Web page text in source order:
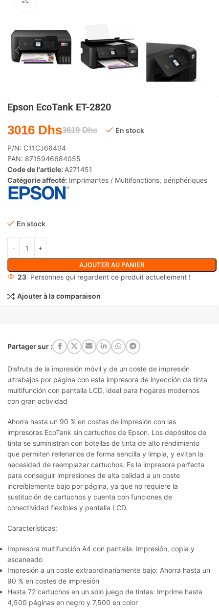
Epson EcoTank ET-2820
3619Dhs
3016 Dhs En stock
P/N: C11CJ66404
EAN: 8715946684055
Code de l'article: A271451
Catégorie affecté: Imprimantes / Multifonctions, périphériques
En stock
AJOUTER AU PANIER
23 Personnes qui regardent ce produit actuellement !
Ajouter à la comparaison
Partager sur :
Disfruta de la impresión móvil y de un coste de impresión
ultrabajos por página con esta impresora de inyección de tinta
multifunción con pantalla LCD, ideal para hogares modernos
con gran actividad
Ahorra hasta un 90 % en costes de impresión con las
impresoras EcoTank sin cartuchos de Epson. Los depósitos de
tinta se suministran con botellas de tinta de alto rendimiento
que permiten rellenarlos de forma sencilla y limpia, y evitan la
necesidad de reemplazar cartuchos. Es la impresora perfecta
para conseguir impresiones de alta calidad a un coste
increíblemente bajo por página, ya que no requiere la
sustitución de cartuchos y cuenta con funciones de
conectividad flexibles y pantalla LCD.
Características:
Impresora multifunción A4 con pantalla: Impresión, copia y
escaneado
Impresión a un coste extraordinariamente bajo: Ahorra hasta un
90 % en costes de impresión
Hasta 72 cartuchos en un solo juego de tintas: Imprime hasta
4,500 páginas en negro y 7,500 en color